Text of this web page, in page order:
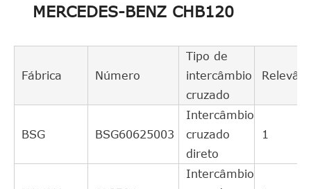
MERCEDES-BENZ CHB120
Fábrica Número
Tipo de
intercâmbio
cruzado
BSG BSG60625003
Intercâmbio
cruzado
direto
1
Intercâmbio